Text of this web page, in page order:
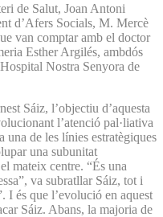
de Salut, Joan Antoni
d’Afers Socials, M. Mercè
van comptar amb el doctor
Esther Argilés, ambdós
Nostra Senyora de
Sáiz, l’objectiu d’aquesta
l’atenció pal·liativa
una de les línies estratègiques
una subunitat
mateix centre. “És una
va subratllar Sáiz, tot i
I és que l’evolució en aquest
Sáiz. Abans, la majoria de